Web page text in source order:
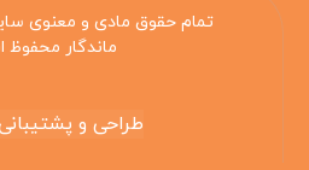
تمام حقوق مادی و معنوی
ماندگار
طراحی و